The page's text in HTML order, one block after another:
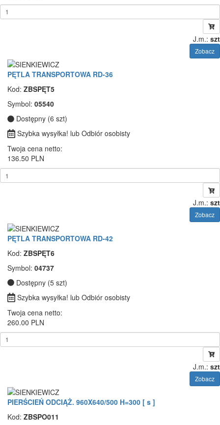
J.m.: szt
Zobacz
PĘTLA TRANSPORTOWA RD-36
Kod: ZBSPĘT5
Symbol: 05540
Dostępny (6 szt)
Szybka wysyłka! lub Odbiór osobisty
Twoja cena netto:
136.50 PLN
J.m.: szt
Zobacz
PĘTLA TRANSPORTOWA RD-42
Kod: ZBSPĘT6
Symbol: 04737
Dostępny (5 szt)
Szybka wysyłka! lub Odbiór osobisty
Twoja cena netto:
260.00 PLN
J.m.: szt
Zobacz
PIERŚCIEŃ ODCIĄŻ. 960X640/500 H=300 [ s ]
Kod: ZBSPO011